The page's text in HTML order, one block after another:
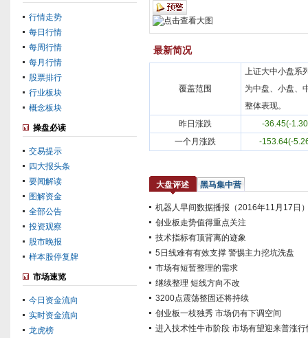
行情走势
每日行情
每周行情
每月行情
股票排行
行业板块
概念板块
操盘必读
交易提示
四大报头条
要闻解读
图解资金
全部公告
投资观察
股市晚报
样本股停复牌
市场速览
今日资金流向
实时资金流向
龙虎榜
最新简况
覆盖范围
上证大中小盘系
为中盘、小盘、
整体表现。
昨日涨跌
-36.45(-
一个月涨跌
-153.64(-
大盘评述 黑马集中营
机器人早间数据播报（2016年11月17日
创业板走势值得重点关注
技术指标有顶背离的迹象
5日线难有有效支撑 警惕主力挖坑洗盘
市场有短暂整理的需求
继续整理 短线方向不改
3200点震荡整固还将持续
创业板一枝独秀 市场仍有下调空间
进入技术性牛市阶段 市场有望迎来普涨行